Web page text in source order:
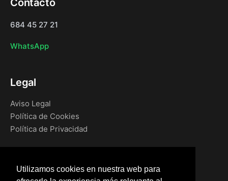
Utilizamos cookies en nuestra web para
684 45 27 21
WhatsApp
Legal
Aviso Legal
Política de Cookies
Política de Privacidad
Inicio